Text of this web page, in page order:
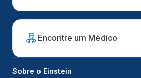
Encontre um Médico
Sobre o Einstein